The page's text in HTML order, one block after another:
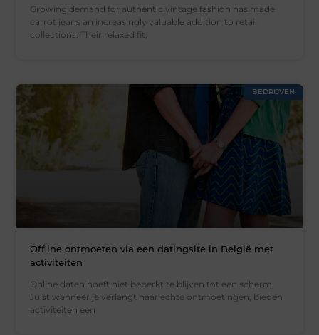
Growing demand for authentic vintage fashion has made
carrot jeans an increasingly valuable addition to retail
collections. Their relaxed fit,
BEDRIJVEN
Offline ontmoeten via een datingsite in België met
activiteiten
Online daten hoeft niet beperkt te blijven tot een scherm.
Juist wanneer je verlangt naar echte ontmoetingen, bieden
activiteiten een